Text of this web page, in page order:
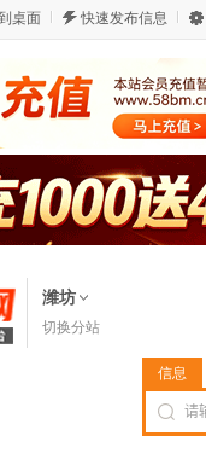
桌面 快速发布信息
潍坊
切换分站
信息